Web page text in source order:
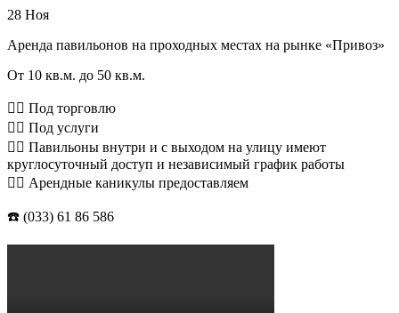
28 Ноя
Аренда павильонов на проходных местах на рынке «Привоз»
От 10 кв.м. до 50 кв.м.
💁‍♂️ Под торговлю
💁‍♂️ Под услуги
💁‍♂️ Павильоны внутри и с выходом на улицу имеют
круглосуточный доступ и независимый график работы
💁‍♂️ Арендные каникулы предоставляем
☎️ (033) 61 86 586